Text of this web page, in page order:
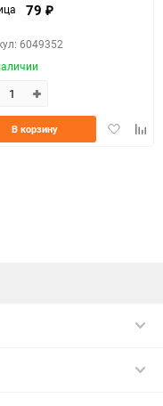
79 ₽
6049352
Добавить
В корзину